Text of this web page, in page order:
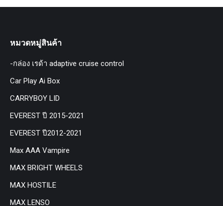
หมวดหมู่สินค้า
-กล่อง เรด้า adaptive cruise control
Car Play Ai Box
CARRYBOY LID
EVEREST ปี 2015-2021
EVEREST ปี2012-2021
Max AAA Vampire
MAX BRIGHT WHEELS
MAX HOSTILE
MAX LENSO